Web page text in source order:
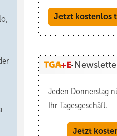
Jetzt kostenlos
Jeden Donnerstag
Ihr Tagesgeschäft.
Jetzt